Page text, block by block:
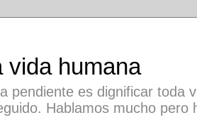
vida humana
pendiente es dignificar toda
Hablamos mucho pero